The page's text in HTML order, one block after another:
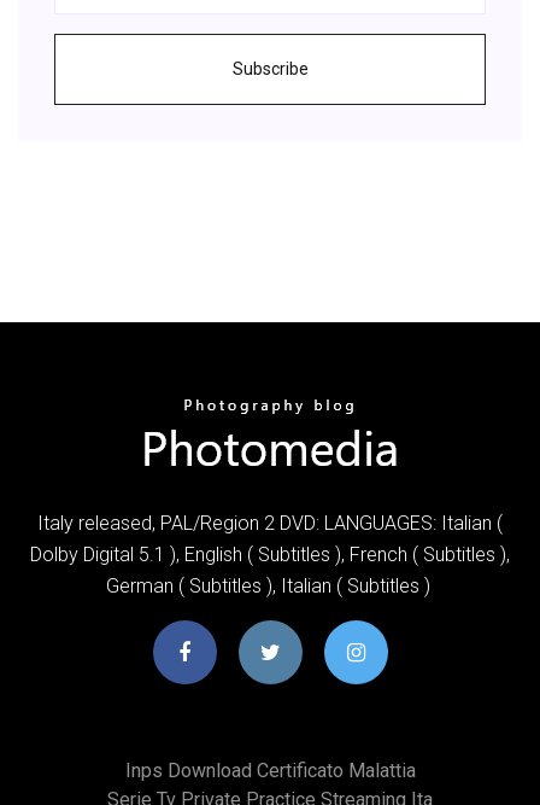
Subscribe
Italy released, PAL/Region 2 DVD: LANGUAGES: Italian (
Dolby Digital 5.1 ), English ( Subtitles ), French ( Subtitles ),
German ( Subtitles ), Italian ( Subtitles )
Inps Download Certificato Malattia
Serie Tv Private Practice Streaming Ita